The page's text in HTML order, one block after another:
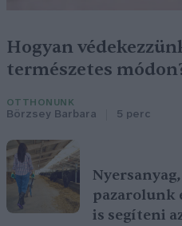
Hogyan
természetes
OTTHONUNK
Börzsey Barbara 5 perc
pazarolunk
is segíteni